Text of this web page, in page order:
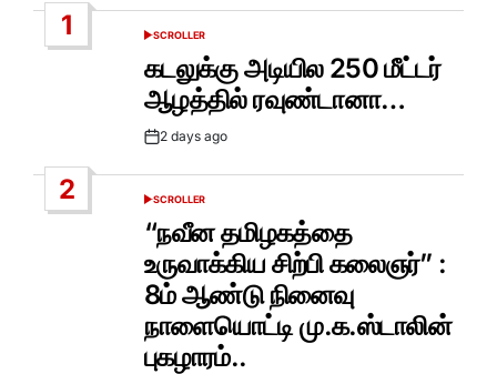
1
POSTED
SCROLLER
கடலுக்கு அடியில 250 மீட்டர்
ஆழத்தில் ரவுண்டானா…
Post2 days ago
2
POSTED
SCROLLER
“நவீன தமிழகத்தை
உருவாக்கிய சிற்பி கலைஞர்” :
8ம் ஆண்டு நினைவு
நாளையொட்டி மு.க.ஸ்டாலின்
புகழாரம்..